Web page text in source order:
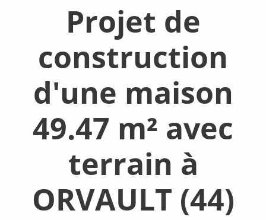
Projet de
construction
d'une maison
49.47 m² avec
terrain à
ORVAULT (44)